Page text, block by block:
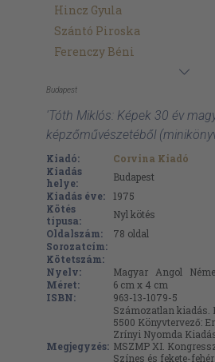
Hincz Gyula
Szántó Piroska
Ferenczy Béni
Budapest
'Tóth Miklós: Képek 30 év
képzőművészetéből
Kiadó:
Corvina Kiadó
Kiadás
helye:
Budapest
Kiadás éve:
1975
Kötés
típusa:
Nyl kötés
Oldalszám:
78 oldal
Sorozatcím:
Kötetszám:
Nyelv:
Magyar Angol
Méret:
6 cm x 4 cm
ISBN:
963-13-1079-5
Megjegyzés:
Számozatlan kiadás.
5500 Könyvtervező:
Zrínyi Nyomda
MSZMP XI.
Színes és fekete-